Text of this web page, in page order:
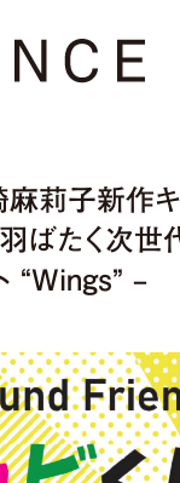
麻莉子新作
ばたく次
“Wings” –